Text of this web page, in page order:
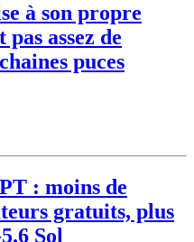
à son propre
assez de
puces
: moins de
gratuits, plus
Sol